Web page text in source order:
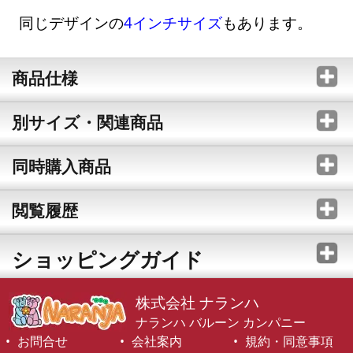
同じデザインの4インチサイズもあります。
商品仕様
別サイズ・関連商品
同時購入商品
閲覧履歴
ショッピングガイド
株式会社 ナランハ
ナランハ バルーン カンパニー
お問合せ
会社案内 規約・同意事項